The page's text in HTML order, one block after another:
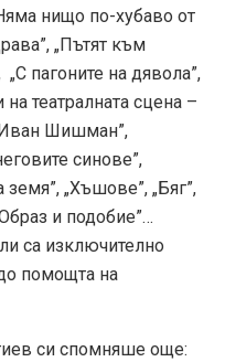
нищо по-хубаво от
„Пътят към
пагоните на дявола”,
театралната сцена –
Шишман”,
синове”,
земя”, „Хъшове”, „Бяг”,
и подобие”…
са изключително
помощта на
си спомняше още: